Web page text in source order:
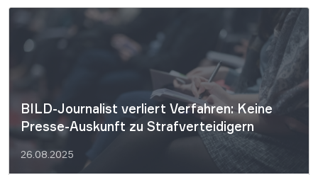
Berlin hat entschieden, dass Betroffene von
Persönlichkeitsrechtsverletzungen ihre Hinweise
nicht ausschließlich über das von einer […]
BILD-Journalist verliert Verfahren: Keine
Presse-Auskunft zu Strafverteidigern
26.08.2025